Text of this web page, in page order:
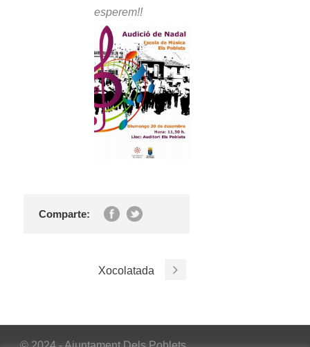
esperem!!
Comparte:
Xocolatada